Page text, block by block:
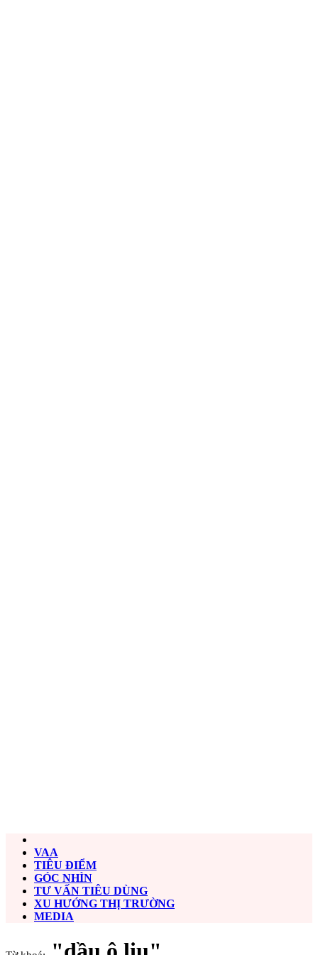
VAA
TIÊU ĐIỂM
GÓC NHÌN
TƯ VẤN TIÊU DÙNG
XU HƯỚNG THỊ TRƯỜNG
MEDIA